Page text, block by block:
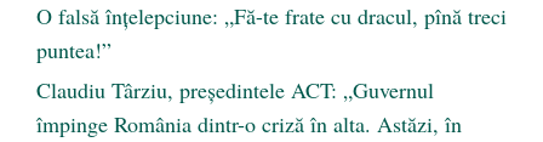
O falsă înțelepciune: „Fă-te frate cu dracul, pînă treci
puntea!”
Claudiu Târziu, președintele ACT: „Guvernul
împinge România dintr-o criză în alta. Astăzi, în